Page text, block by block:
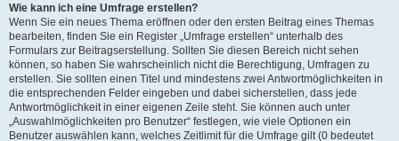
Wie kann ich eine Umfrage erstellen?
Wenn Sie ein neues Thema eröffnen oder den ersten Beitrag eines Themas
bearbeiten, finden Sie ein Register „Umfrage erstellen“ unterhalb des
Formulars zur Beitragserstellung. Sollten Sie diesen Bereich nicht sehen
können, so haben Sie wahrscheinlich nicht die Berechtigung, Umfragen zu
erstellen. Sie sollten einen Titel und mindestens zwei Antwortmöglichkeiten in
die entsprechenden Felder eingeben und dabei sicherstellen, dass jede
Antwortmöglichkeit in einer eigenen Zeile steht. Sie können auch unter
„Auswahlmöglichkeiten pro Benutzer“ festlegen, wie viele Optionen ein
Benutzer auswählen kann, welches Zeitlimit für die Umfrage gilt (0 bedeutet